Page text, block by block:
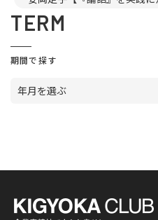
TERM
期間で探す
年月を選ぶ